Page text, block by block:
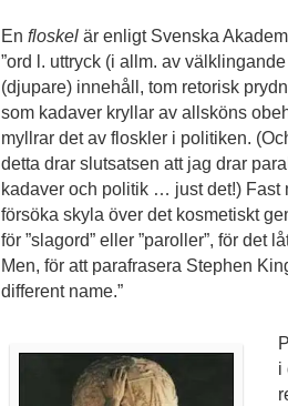
En floskel är enligt Svenska
”ord l. uttryck (i allm. av
(djupare) innehåll, tom retorisk
som kadaver kryllar av allsköns
myllrar det av floskler i politiken.
detta drar slutsatsen att jag drar
kadaver och politik … just det!) Fast
försöka skyla över det kosmetiskt
för ”slagord” eller ”paroller”, för det
Men, för att parafrasera Stephen
different name.”
i